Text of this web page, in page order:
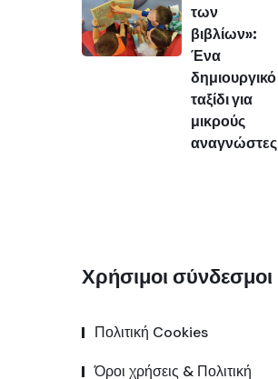
των
βιβλίων»:
Ένα
δημιουργικό
ταξίδι για
μικρούς
αναγνώστες
Χρήσιμοι σύνδεσμοι
Πολιτική Cookies
Όροι χρήσεις & Πολιτική